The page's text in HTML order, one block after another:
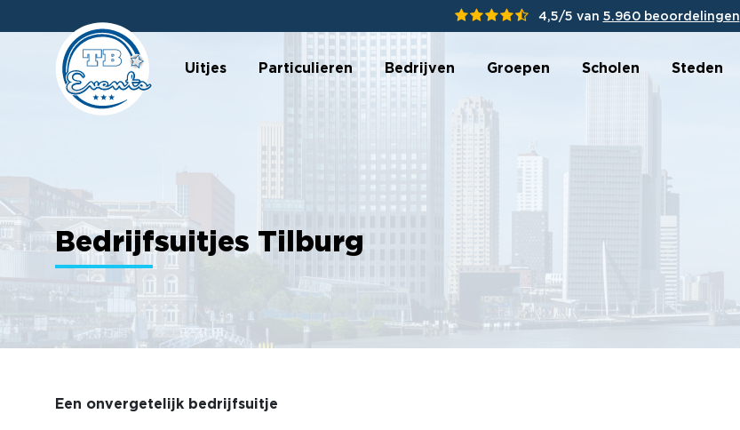
4,5/5 van 5.960 beoordelingen
Uitjes Particulieren Bedrijven Groepen Scholen Steden
Bedrijfsuitjes Tilburg
Een onvergetelijk bedrijfsuitje